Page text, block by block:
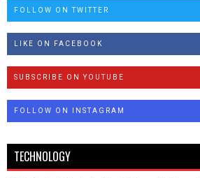
FOLLOW ON TWITTER
LIKE ON FACEBOOK
SUBSCRIBE ON YOUTUBE
FOLLOW ON INSTAGRAM
TECHNOLOGY